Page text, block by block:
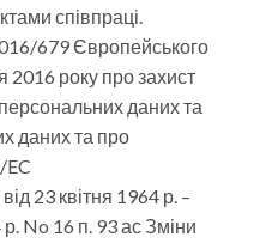
співпраці.
679 Європейського
2016 року про захист
даних та
даних та про
EC
23 квітня 1964 р. –
No 16 п. 93 ас Зміни